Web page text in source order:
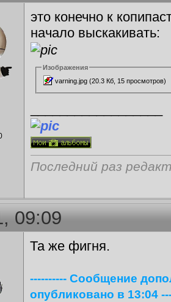
это конечно к
начало выскакивать:
Изображения
varning.jpg (20.3 Кб, 15 просмотров)
Последний раз
09:09
Та же фигня.
---------- Сообщение
опубликовано в 13:04